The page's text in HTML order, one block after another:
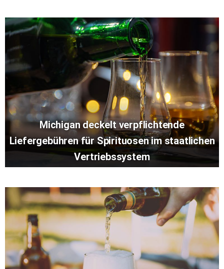
Michigan deckelt verpflichtende
Liefergebühren für Spirituosen im staatlichen
Vertriebssystem